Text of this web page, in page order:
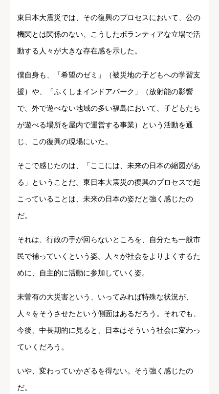
東日本大震災では、その復興のプロセスにおいて、公の
機関とは関係のない、こうしたボランティアな立場で活
動する人々が大きな存在感を示した。
僕自身も、「希望のゼミ」（被災地の子どもへの学習支
援）や、「ふくしまインドアパーク」（放射能の影響
で、外で遊べない地域の多い福島において、子どもたち
が遊べる場所を屋内で運営する事業）という活動を通
じ、この復興の現場にいた。
そこで感じたのは、「ここには、未来の日本の縮図があ
る」ということだ。東日本大震災の復興のプロセスで起
こっていることは、未来の日本の姿だと強く感じたの
だ。
それは、行政の手が回らないところを、自分たち一般市
民で補っていくという姿。人々が社会をよりよくするた
めに、自主的に活動に参加していく姿。
未曽有の大災害という、いってみれば特殊な状況が、
人々をそうさせたという側面はあるだろう。それでも、
今後、中長期的に見ると、日本はそういう社会に変わっ
ていくだろう。
いや、変わっていかざるを得ない。そう強く感じたの
だ。